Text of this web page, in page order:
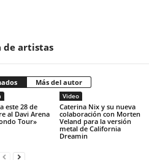
de artistas
Más del autor
este 28 de
al Davi Arena
Tour»
Video
Caterina Nix y su nueva
colaboración con Morten
Veland para la versión
metal de California
Dreamin